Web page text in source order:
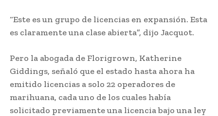
“Este es un grupo de licencias en expansión. Esta
es claramente una clase abierta”, dijo Jacquot.
Pero la abogada de Florigrown, Katherine
Giddings, señaló que el estado hasta ahora ha
emitido licencias a solo 22 operadores de
marihuana, cada uno de los cuales había
solicitado previamente una licencia bajo una ley